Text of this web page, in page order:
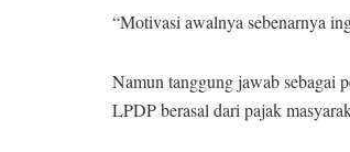
“Motivasi awalnya sebenarnya
Namun tanggung jawab sebagai
LPDP berasal dari pajak